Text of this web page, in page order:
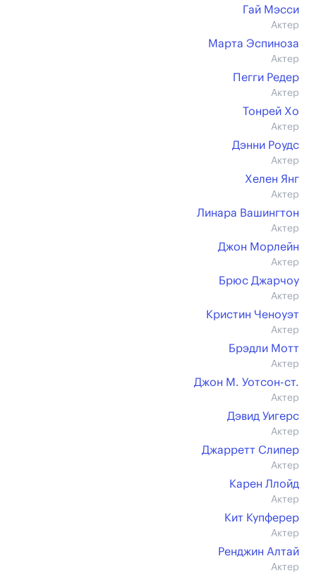
Гай Мэсси
Актер
Марта Эспиноза
Актер
Пегги Редер
Актер
Тонрей Хо
Актер
Дэнни Роудс
Актер
Хелен Янг
Актер
Линара Вашингтон
Актер
Джон Морлейн
Актер
Брюс Джарчоу
Актер
Кристин Ченоуэт
Актер
Брэдли Мотт
Актер
Джон М. Уотсон-ст.
Актер
Дэвид Уигерс
Актер
Джарретт Слипер
Актер
Карен Ллойд
Актер
Кит Купферер
Актер
Ренджин Алтай
Актер